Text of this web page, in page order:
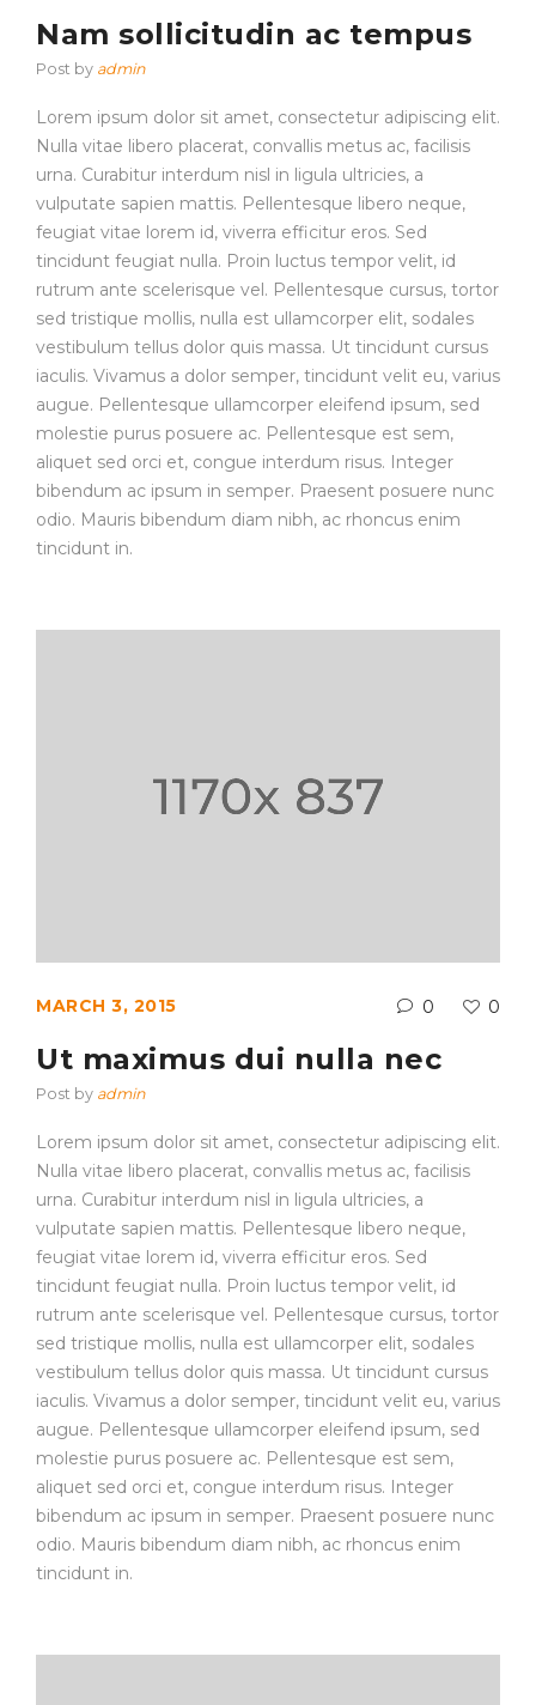
Nam sollicitudin ac tempus
Post by admin
Lorem ipsum dolor sit amet, consectetur adipiscing elit.
Nulla vitae libero placerat, convallis metus ac, facilisis
urna. Curabitur interdum nisl in ligula ultricies, a
vulputate sapien mattis. Pellentesque libero neque,
feugiat vitae lorem id, viverra efficitur eros. Sed
tincidunt feugiat nulla. Proin luctus tempor velit, id
rutrum ante scelerisque vel. Pellentesque cursus, tortor
sed tristique mollis, nulla est ullamcorper elit, sodales
vestibulum tellus dolor quis massa. Ut tincidunt cursus
iaculis. Vivamus a dolor semper, tincidunt velit eu, varius
augue. Pellentesque ullamcorper eleifend ipsum, sed
molestie purus posuere ac. Pellentesque est sem,
aliquet sed orci et, congue interdum risus. Integer
bibendum ac ipsum in semper. Praesent posuere nunc
odio. Mauris bibendum diam nibh, ac rhoncus enim
tincidunt in.
MARCH 3, 2015 0 0
Ut maximus dui nulla nec
Post by admin
Lorem ipsum dolor sit amet, consectetur adipiscing elit.
Nulla vitae libero placerat, convallis metus ac, facilisis
urna. Curabitur interdum nisl in ligula ultricies, a
vulputate sapien mattis. Pellentesque libero neque,
feugiat vitae lorem id, viverra efficitur eros. Sed
tincidunt feugiat nulla. Proin luctus tempor velit, id
rutrum ante scelerisque vel. Pellentesque cursus, tortor
sed tristique mollis, nulla est ullamcorper elit, sodales
vestibulum tellus dolor quis massa. Ut tincidunt cursus
iaculis. Vivamus a dolor semper, tincidunt velit eu, varius
augue. Pellentesque ullamcorper eleifend ipsum, sed
molestie purus posuere ac. Pellentesque est sem,
aliquet sed orci et, congue interdum risus. Integer
bibendum ac ipsum in semper. Praesent posuere nunc
odio. Mauris bibendum diam nibh, ac rhoncus enim
tincidunt in.